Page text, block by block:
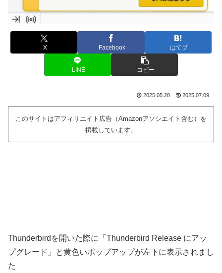
X Facebook はてブ
LINE コピー
2025.05.28 2025.07.09
このサイトはアフィリエイト広告（Amazonアソシエイト含む）を
掲載しています。
Thunderbirdを開いた際に「Thunderbird Release にアッ
プグレード」と黄色いポップアップが左下に表示されまし
た